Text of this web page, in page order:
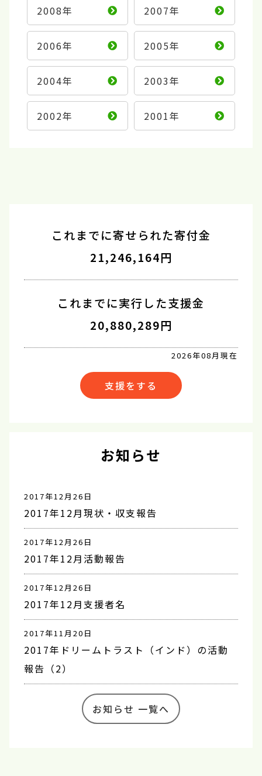
2008年 2007年
2006年 2005年
2004年 2003年
2002年 2001年
これまでに寄せられた寄付金
21,246,164円
これまでに実行した支援金
20,880,289円
2026年08月現在
支援をする
お知らせ
2017年12月26日
2017年12月現状・収支報告
2017年12月26日
2017年12月活動報告
2017年12月26日
2017年12月支援者名
2017年11月20日
2017年ドリームトラスト（インド）の活動
報告（2）
お知らせ 一覧へ